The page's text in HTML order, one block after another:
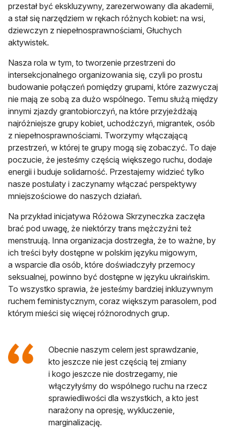
przestał być ekskluzywny, zarezerwowany dla akademii,
a stał się narzędziem w rękach różnych kobiet: na wsi,
dziewczyn z niepełnosprawnościami, Głuchych
aktywistek.
Nasza rola w tym, to tworzenie przestrzeni do
intersekcjonalnego organizowania się, czyli po prostu
budowanie połączeń pomiędzy grupami, które zazwyczaj
nie mają ze sobą za dużo wspólnego. Temu służą między
innymi zjazdy grantobiorczyń, na które przyjeżdżają
najróżniejsze grupy kobiet, uchodźczyń, migrantek, osób
z niepełnosprawnościami. Tworzymy włączającą
przestrzeń, w której te grupy mogą się zobaczyć. To daje
poczucie, że jesteśmy częścią większego ruchu, dodaje
energii i buduje solidarność. Przestajemy widzieć tylko
nasze postulaty i zaczynamy włączać perspektywy
mniejszościowe do naszych działań.
Na przykład inicjatywa Różowa Skrzyneczka zaczęła
brać pod uwagę, że niektórzy trans mężczyźni też
menstruują. Inna organizacja dostrzegła, że to ważne, by
ich treści były dostępne w polskim języku migowym,
a wsparcie dla osób, które doświadczyły przemocy
seksualnej, powinno być dostępne w języku ukraińskim.
To wszystko sprawia, że jesteśmy bardziej inkluzywnym
ruchem feministycznym, coraz większym parasolem, pod
którym mieści się więcej różnorodnych grup.
Obecnie naszym celem jest sprawdzanie,
kto jeszcze nie jest częścią tej zmiany
i kogo jeszcze nie dostrzegamy, nie
włączyłyśmy do wspólnego ruchu na rzecz
sprawiedliwości dla wszystkich, a kto jest
narażony na opresję, wykluczenie,
marginalizację.